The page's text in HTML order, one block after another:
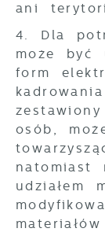
ani
4. Dla
może być
form
osób,
natomiast
udziałem